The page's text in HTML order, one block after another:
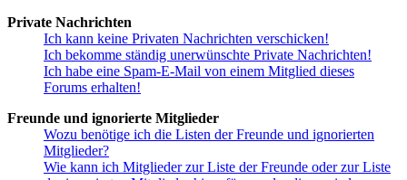
Private Nachrichten
Ich kann keine Privaten Nachrichten verschicken!
Ich bekomme ständig unerwünschte Private Nachrichten!
Ich habe eine Spam-E-Mail von einem Mitglied dieses
Forums erhalten!
Freunde und ignorierte Mitglieder
Wozu benötige ich die Listen der Freunde und ignorierten
Mitglieder?
Wie kann ich Mitglieder zur Liste der Freunde oder zur Liste